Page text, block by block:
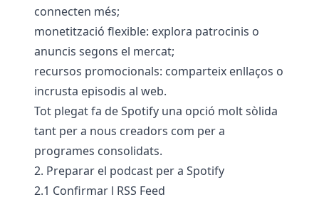
connecten més;
monetització flexible: explora patrocinis o
anuncis segons el mercat;
recursos promocionals: comparteix enllaços o
incrusta episodis al web.
Tot plegat fa de Spotify una opció molt sòlida
tant per a nous creadors com per a
programes consolidats.
2. Preparar el podcast per a Spotify
2.1 Confirmar l RSS Feed